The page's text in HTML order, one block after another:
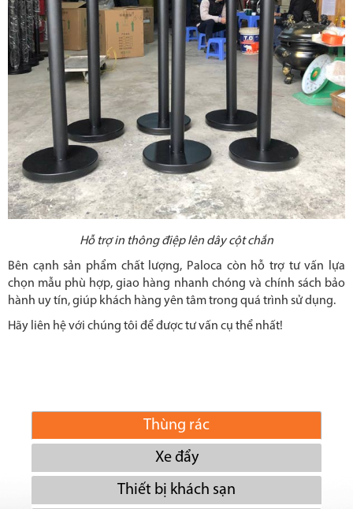
Hỗ trợ in thông điệp lên dây cột chắn
Bên cạnh sản phẩm chất lượng, Paloca còn hỗ trợ tư vấn lựa
chọn mẫu phù hợp, giao hàng nhanh chóng và chính sách bảo
hành uy tín, giúp khách hàng yên tâm trong quá trình sử dụng.
Hãy liên hệ với chúng tôi để được tư vấn cụ thể nhất!
Thùng rác
Xe đẩy
Thiết bị khách sạn